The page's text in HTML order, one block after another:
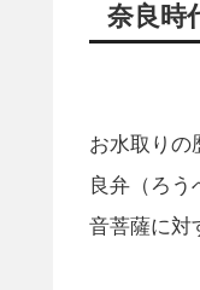
奈良時
お水取りの
良弁（ろ
音菩薩に対